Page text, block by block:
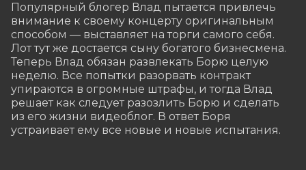
Популярный блогер Влад пытается привлечь
внимание к своему концерту оригинальным
способом — выставляет на торги самого себя.
Лот тут же достается сыну богатого бизнесмена.
Теперь Влад обязан развлекать Борю целую
неделю. Все попытки разорвать контракт
упираются в огромные штрафы, и тогда Влад
решает как следует разозлить Борю и сделать
из его жизни видеоблог. В ответ Боря
устраивает ему все новые и новые испытания.